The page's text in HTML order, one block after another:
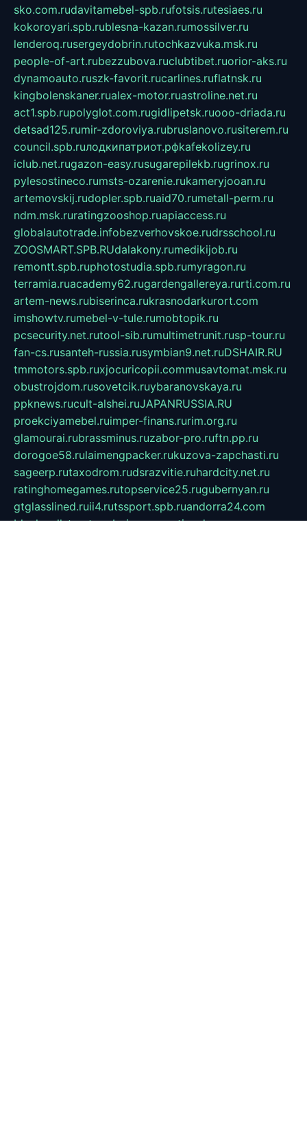
sko.com.rudavitamebel-spb.rufotsis.rutesiaes.ru
kokoroyari.spb.rublesna-kazan.rumossilver.ru
lenderoq.rusergeydobrin.rutochkazvuka.msk.ru
people-of-art.rubezzubova.ruclubtibet.ruorior-aks.ru
dynamoauto.ruszk-favorit.rucarlines.ruflatnsk.ru
kingbolenskaner.rualex-motor.ruastroline.net.ru
act1.spb.rupolyglot.com.rugidlipetsk.ruooo-driada.ru
detsad125.rumir-zdoroviya.rubruslanovo.rusiterem.ru
council.spb.ruлодкипатриот.рфkafekolizey.ru
iclub.net.rugazon-easy.rusugarepilekb.rugrinox.ru
pylesostineco.rumsts-ozarenie.rukameryjooan.ru
artemovskij.rudopler.spb.ruaid70.rumetall-perm.ru
ndm.msk.ruratingzooshop.ruapiaccess.ru
globalautotrade.infobezverhovskoe.rudrsschool.ru
ZOOSMART.SPB.RUdalakony.rumedikijob.ru
remontt.spb.ruphotostudia.spb.rumyragon.ru
terramia.ruacademy62.rugardengallereya.rurti.com.ru
artem-news.rubiserinca.rukrasnodarkurort.com
imshowtv.rumebel-v-tule.rumobtopik.ru
pcsecurity.net.rutool-sib.rumultimetrunit.rusp-tour.ru
fan-cs.rusanteh-russia.rusymbian9.net.ruDSHAIR.RU
tmmotors.spb.ruxjocuricopii.commusavtomat.msk.ru
obustrojdom.rusovetcik.ruybaranovskaya.ru
ppknews.rucult-alshei.ruJAPANRUSSIA.RU
proekciyamebel.ruimper-finans.rurim.org.ru
glamourai.rubrassminus.ruzabor-pro.ruftn.pp.ru
dorogoe58.rulaimengpacker.rukuzova-zapchasti.ru
sageerp.rutaxodrom.rudsrazvitie.ruhardcity.net.ru
ratinghomegames.rutopservice25.rugubernyan.ru
gtglasslined.ruii4.rutssport.spb.ruandorra24.com
blackwallstreet.ruoboimos.ruoptim-doors.com.ru